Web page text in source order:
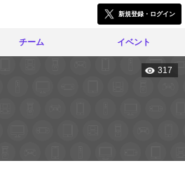
新規登録・ログイン
チーム イベント
317